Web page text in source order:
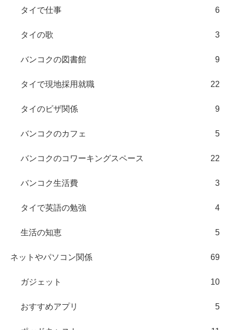
タイで仕事 6
タイの歌 3
バンコクの図書館 9
タイで現地採用就職 22
タイのビザ関係 9
バンコクのカフェ 5
バンコクのコワーキングスペース 22
バンコク生活費 3
タイで英語の勉強 4
生活の知恵 5
ネットやパソコン関係 69
ガジェット 10
おすすめアプリ 5